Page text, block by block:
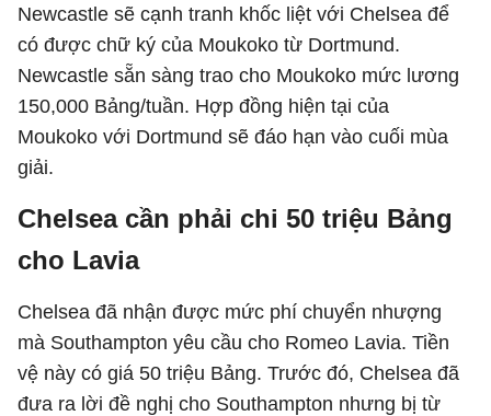
Newcastle sẽ cạnh tranh khốc liệt với Chelsea để
có được chữ ký của Moukoko từ Dortmund.
Newcastle sẵn sàng trao cho Moukoko mức lương
150,000 Bảng/tuần. Hợp đồng hiện tại của
Moukoko với Dortmund sẽ đáo hạn vào cuối mùa
giải.
Chelsea cần phải chi 50 triệu Bảng
cho Lavia
Chelsea đã nhận được mức phí chuyển nhượng
mà Southampton yêu cầu cho Romeo Lavia. Tiền
vệ này có giá 50 triệu Bảng. Trước đó, Chelsea đã
đưa ra lời đề nghị cho Southampton nhưng bị từ